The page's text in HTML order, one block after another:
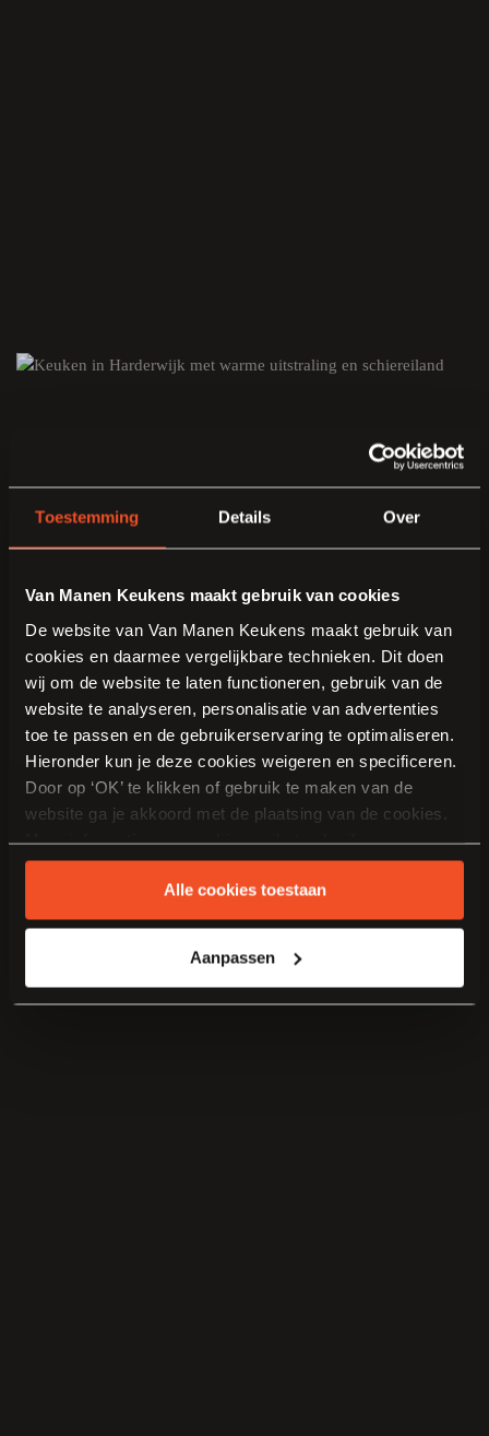
Toestemming Details Over
Van Manen Keukens maakt gebruik van cookies
De website van Van Manen Keukens maakt gebruik van
cookies en daarmee vergelijkbare technieken. Dit doen
wij om de website te laten functioneren, gebruik van de
website te analyseren, personalisatie van advertenties
toe te passen en de gebruikerservaring te optimaliseren.
Hieronder kun je deze cookies weigeren en specificeren.
Door op ‘OK’ te klikken of gebruik te maken van de
website ga je akkoord met de plaatsing van de cookies.
Meer informatie over cookies en het gebruik van
persoonsgegevens door Van Manen Keukens vind je
Alle cookies toestaan
Aanpassen